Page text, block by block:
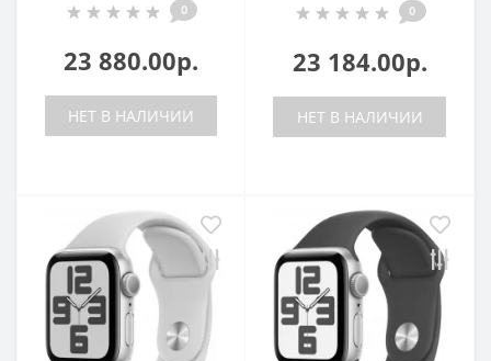
0
23 880.00р.
НЕТ В НАЛИЧИИ
0
23 184.00р.
НЕТ В НАЛИЧИИ